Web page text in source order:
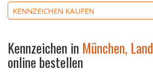
KENNZEICHEN KAUFEN
Kennzeichen in München, Land
online bestellen